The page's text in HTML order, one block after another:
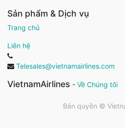
Sản phẩm & Dịch vụ
Trang chủ
Liên hệ
Telesales@vietnamairlines.com
VietnamAirlines - Về Chúng tôi
Bản quyền ©